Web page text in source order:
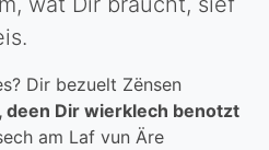
Dir bezuelt Zënsen
deen Dir wierklech benotzt
am Laf vun Äre